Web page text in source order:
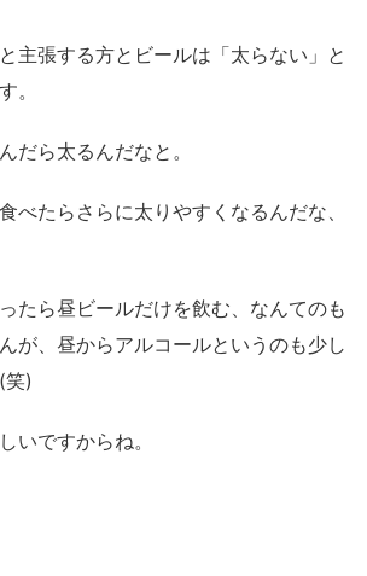
主張する方とビールは「太らない」と
。
だら太るんだなと。
べたらさらに太りやすくなるんだな、
たら昼ビールだけを飲む、なんてのも
が、昼からアルコールというのも少し
笑)
いですからね。